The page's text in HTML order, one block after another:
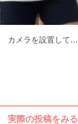
カメラを設置して…
実際の投稿をみる